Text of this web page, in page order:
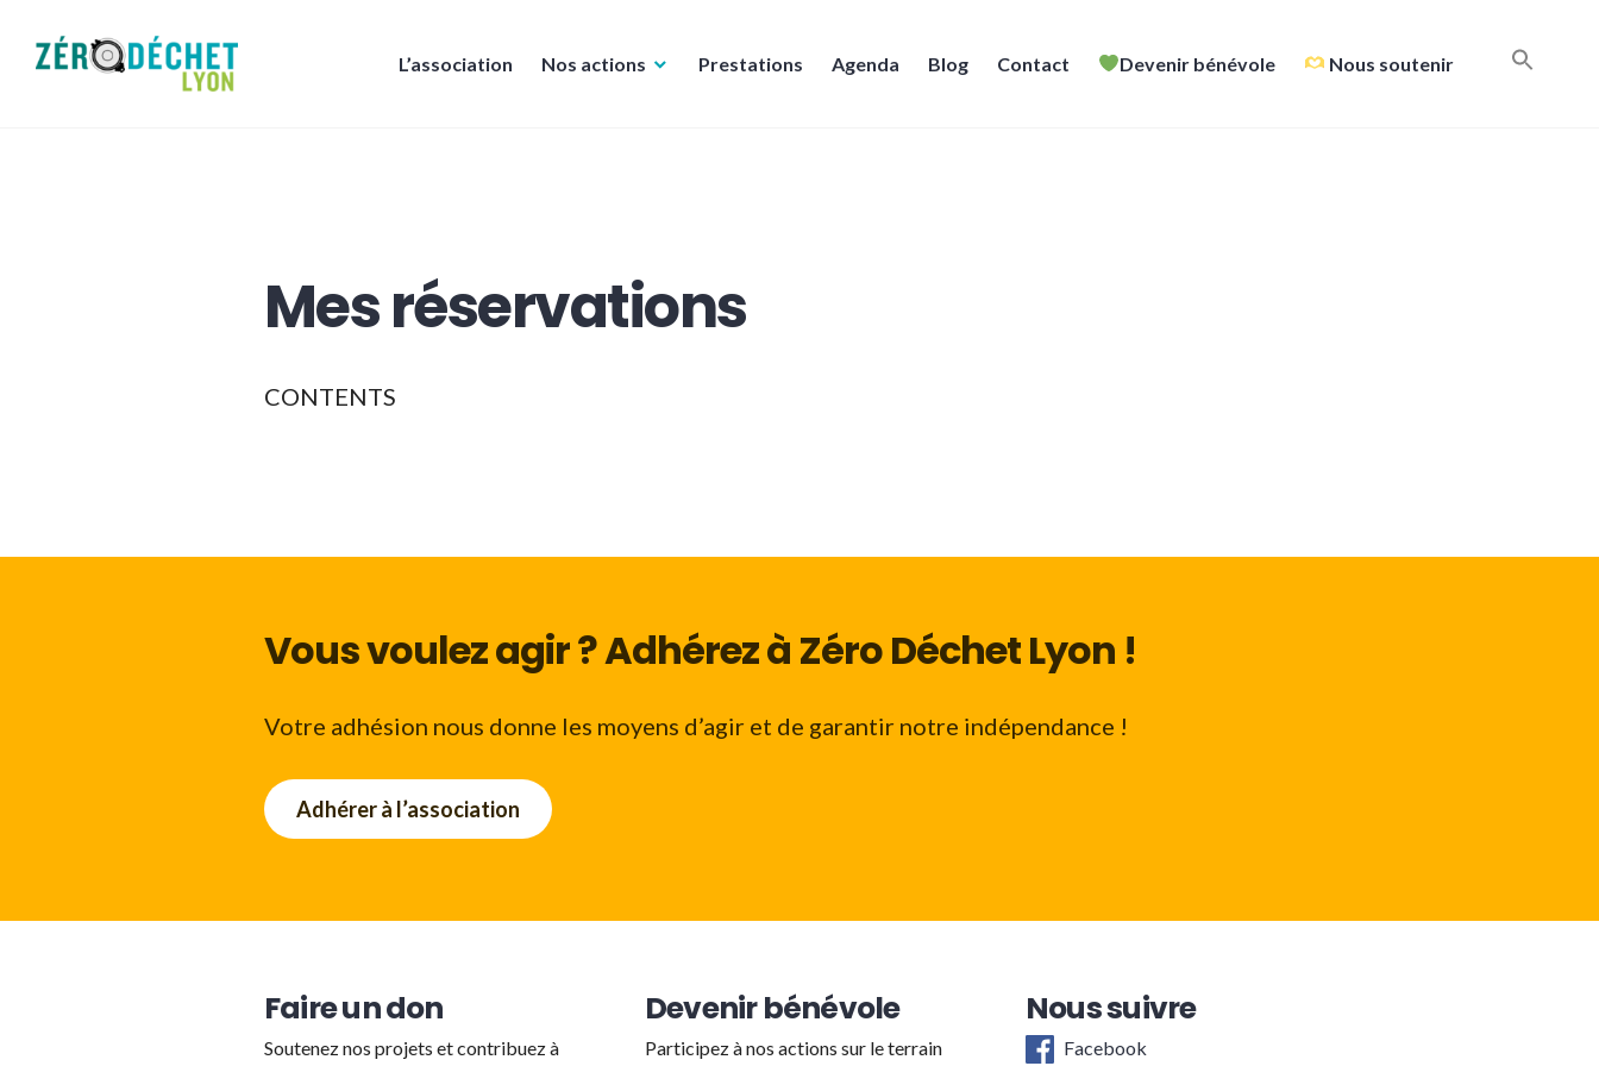
L’association Nos actions Prestations Agenda Blog Contact Devenir bénévole Nous soutenir
Mes réservations
CONTENTS
Vous voulez agir ? Adhérez à Zéro Déchet Lyon !
Votre adhésion nous donne les moyens d’agir et de garantir notre indépendance !
Adhérer à l’association
Faire un don
Soutenez nos projets et contribuez à
Devenir bénévole
Participez à nos actions sur le terrain
Nous suivre
Facebook